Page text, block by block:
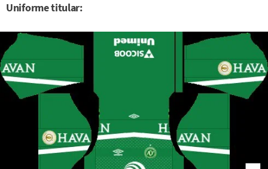
Uniforme titular: